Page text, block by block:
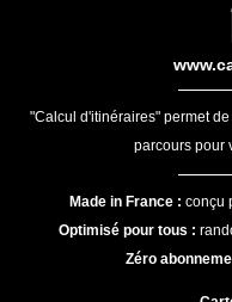
"Calcul d'itinéraires" permet
parcours pour
Made in France : conçu
Optimisé pour tous :
Zéro